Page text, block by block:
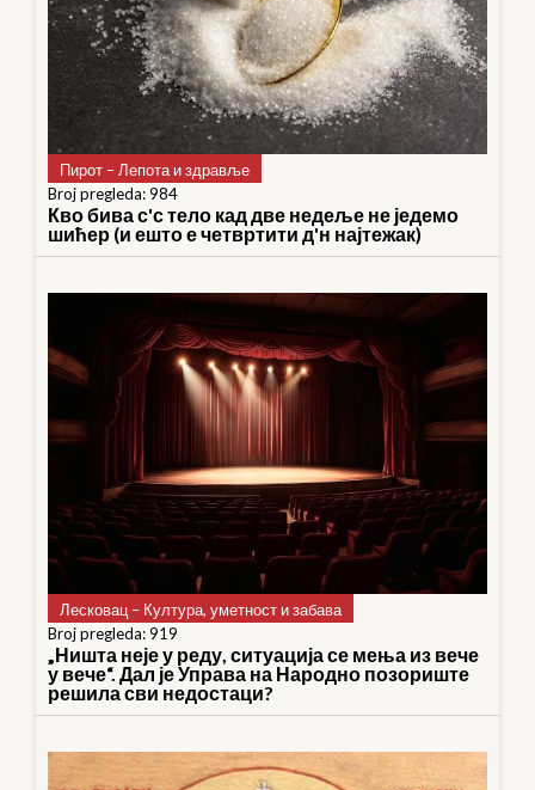
Пирот – Лепота и здравље
Broj pregleda: 984
Кво бива с'с тело кад две недеље не једемо
шићер (и ешто е четвртити д'н најтежак)
Лесковац – Култура, уметност и забава
Broj pregleda: 919
„Ништа неје у реду, ситуација се мења из вече
у вече“. Дал је Управа на Народно позориште
решила сви недостаци?